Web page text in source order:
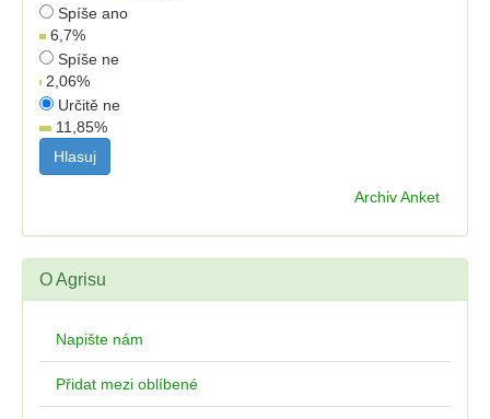
Spíše ano
6,7%
Spíše ne
2,06%
Určitě ne
11,85%
Archiv Anket
O Agrisu
Napište nám
Přidat mezi oblíbené